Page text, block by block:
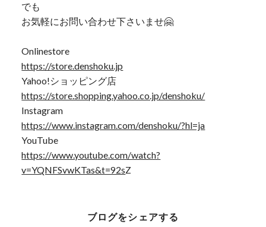
でも
お気軽にお問い合わせ下さいませ🤗
Onlinestore
https://store.denshoku.jp
Yahoo!ショッピング店
https://store.shopping.yahoo.co.jp/denshoku/
Instagram
https://www.instagram.com/denshoku/?hl=ja
YouTube
https://www.youtube.com/watch?
v=YQNFSvwKTas&t=92sZ
ブログをシェアする